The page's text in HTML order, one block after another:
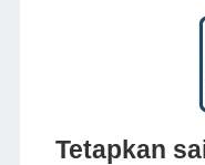
Tetapkan